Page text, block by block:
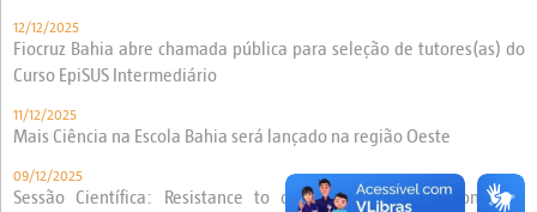
12/12/2025
Fiocruz Bahia abre chamada pública para seleção de tutores(as) do
Curso EpiSUS Intermediário
11/12/2025
Mais Ciência na Escola Bahia será lançado na região Oeste
09/12/2025
Sessão Científica: Resistance to critical antibiotics beyond the